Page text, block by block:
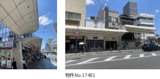
物件No.17481